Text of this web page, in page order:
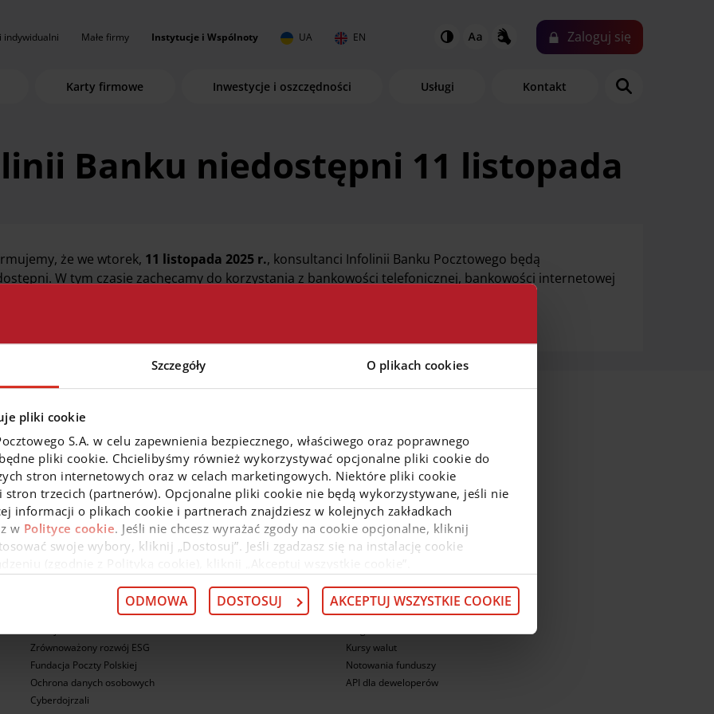
Szczegóły O plikach cookies
pliki cookie
S.A. w celu zapewnienia bezpiecznego, właściwego oraz poprawnego
pliki cookie. Chcielibyśmy również wykorzystywać opcjonalne pliki cookie do
stron internetowych oraz w celach marketingowych. Niektóre pliki cookie
stron trzecich (partnerów). Opcjonalne pliki cookie nie będą wykorzystywane, jeśli nie
informacji o plikach cookie i partnerach znajdziesz w kolejnych zakładkach
w Polityce cookie. Jeśli nie chcesz wyrażać zgody na cookie opcjonalne, kliknij
swoje wybory, kliknij „Dostosuj”. Jeśli zgadzasz się na instalację cookie
przysługujących w związku z tym uprawnieniach, znajdziesz podlinkiem.
ODMOWA DOSTOSUJ AKCEPTUJ WSZYSTKIE COOKIE
indywidualni Małe firmy Instytucje i Wspólnoty UA EN Zaloguj się
Karty firmowe Inwestycje i oszczędności Usługi Kontakt
Banku niedostępni 11 listopada
że we wtorek, 11 listopada 2025 r., konsultanci Infolinii Banku Pocztowego będą
W tym czasie zachęcamy do korzystania z bankowości telefonicznej, bankowości internetowej
Kredyty dla firm Pomnażaj kapitał
O nas
O nas
Zrównoważony rozwój ESG
Fundacja Poczty Polskiej
Ochrona danych osobowych
Cyberdojrzali
Najnowsze informacje
Konkursy i promocje
Nieruchomości na sprzedaż
Serwis ekonomiczny
Kursy walut
Notowania funduszy
API dla deweloperów